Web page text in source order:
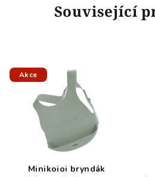
Související
Akce
Minikoioi bryndák